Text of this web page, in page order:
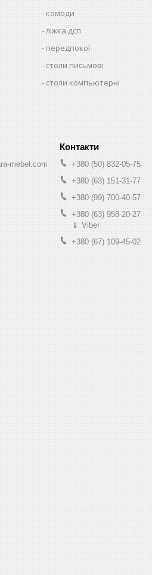
комоди
ліжка дсп
передпокої
столи письмові
столи компьютерні
mebel.com
+380 (50) 832-05-75
+380 (63) 151-31-77
+380 (99) 700-40-57
+380 (63) 958-20-27
📱 Viber
+380 (67) 109-45-02